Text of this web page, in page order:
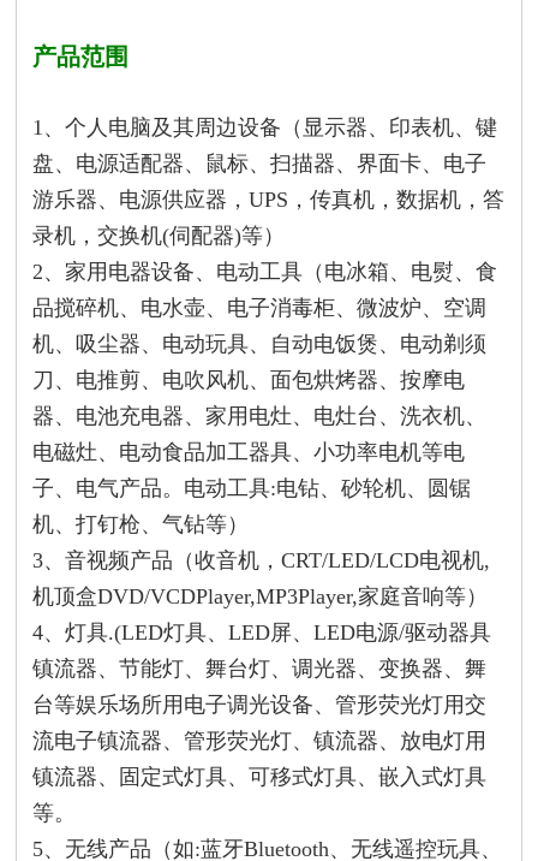
产品范围
1、个人电脑及其周边设备（显示器、印表机、键
盘、电源适配器、鼠标、扫描器、界面卡、电子
游乐器、电源供应器，UPS，传真机，数据机，答
录机，交换机(伺配器)等）
2、家用电器设备、电动工具（电冰箱、电熨、食
品搅碎机、电水壶、电子消毒柜、微波炉、空调
机、吸尘器、电动玩具、自动电饭煲、电动剃须
刀、电推剪、电吹风机、面包烘烤器、按摩电
器、电池充电器、家用电灶、电灶台、洗衣机、
电磁灶、电动食品加工器具、小功率电机等电
子、电气产品。电动工具:电钻、砂轮机、圆锯
机、打钉枪、气钻等）
3、音视频产品（收音机，CRT/LED/LCD电视机,
机顶盒DVD/VCDPlayer,MP3Player,家庭音响等）
4、灯具.(LED灯具、LED屏、LED电源/驱动器具
镇流器、节能灯、舞台灯、调光器、变换器、舞
台等娱乐场所用电子调光设备、管形荧光灯用交
流电子镇流器、管形荧光灯、镇流器、放电灯用
镇流器、固定式灯具、可移式灯具、嵌入式灯具
等。
5、无线产品（如:蓝牙Bluetooth、无线遥控玩具、